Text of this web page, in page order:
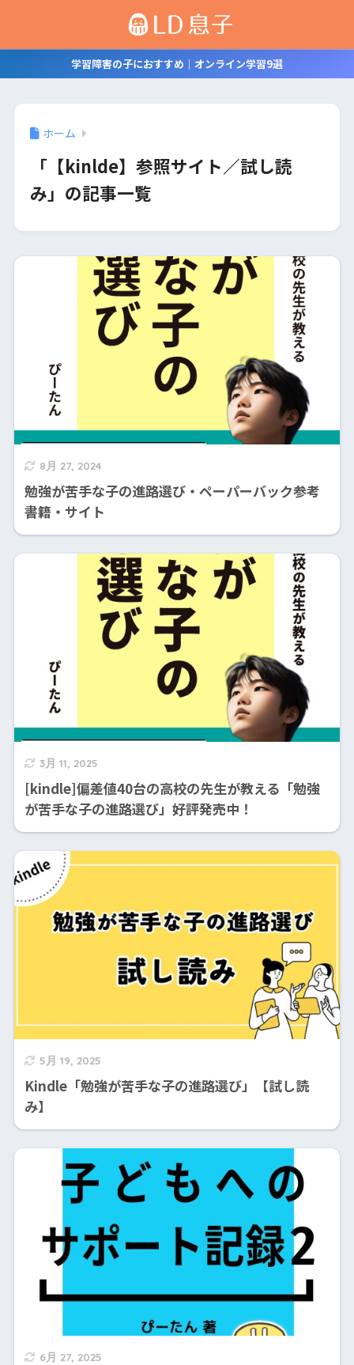
学習障害の子におすすめ｜オンライン学習9選
ホーム
「【kinlde】参照サイト／試し読
み」の記事一覧
8月 27, 2024
勉強が苦手な子の進路選び・ペーパーバック参考
書籍・サイト
3月 11, 2025
[kindle]偏差値40台の高校の先生が教える「勉強
が苦手な子の進路選び」好評発売中！
5月 19, 2025
Kindle「勉強が苦手な子の進路選び」【試し読
み】
6月 27, 2025